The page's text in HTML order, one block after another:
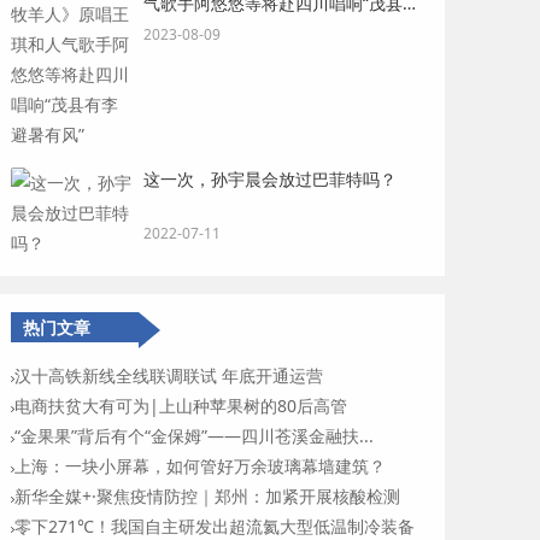
李 避暑有风”
2023-08-09
这一次，孙宇晨会放过巴菲特吗？
2022-07-11
热门文章
汉十高铁新线全线联调联试 年底开通运营
电商扶贫大有可为|上山种苹果树的80后高管
“金果果”背后有个“金保姆”——四川苍溪金融扶...
上海：一块小屏幕，如何管好万余玻璃幕墙建筑？
新华全媒+·聚焦疫情防控｜郑州：加紧开展核酸检测
零下271℃！我国自主研发出超流氦大型低温制冷装备